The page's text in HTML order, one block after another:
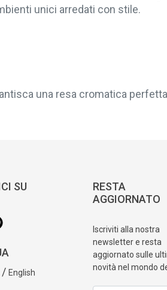
unici arredati con stile.
una resa cromatica
SU
/English
RESTA
AGGIORNATO
Iscriviti alla nostra
newsletter e resta
aggiornato sulle
novità nel mondo